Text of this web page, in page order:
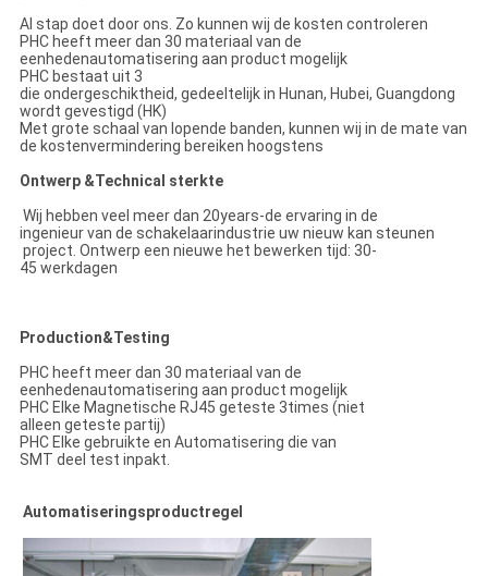
Al stap doet door ons. Zo kunnen wij de kosten controleren
PHC heeft meer dan 30 materiaal van de
eenhedenautomatisering aan product mogelijk
PHC bestaat uit 3
die ondergeschiktheid, gedeeltelijk in Hunan, Hubei, Guangdong
wordt gevestigd (HK)
Met grote schaal van lopende banden, kunnen wij in de mate van
de kostenvermindering bereiken hoogstens
Ontwerp &Technical sterkte
Wij hebben veel meer dan 20years-de ervaring in de
ingenieur van de schakelaarindustrie uw nieuw kan steunen
project. Ontwerp een nieuwe het bewerken tijd: 30-
45 werkdagen
Production&Testing
PHC heeft meer dan 30 materiaal van de
eenhedenautomatisering aan product mogelijk
PHC Elke Magnetische RJ45 geteste 3times (niet
alleen geteste partij)
PHC Elke gebruikte en Automatisering die van
SMT deel test inpakt.
Automatiseringsproductregel